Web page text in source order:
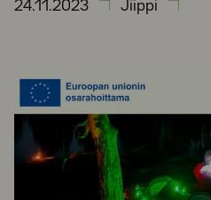
24.11.2023 Jiippi